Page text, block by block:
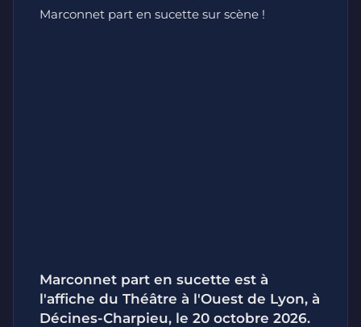
Marconnet part en sucette sur scène !
Marconnet part en sucette est à
l'affiche du Théâtre à l'Ouest de Lyon, à
Décines-Charpieu, le 20 octobre 2026.